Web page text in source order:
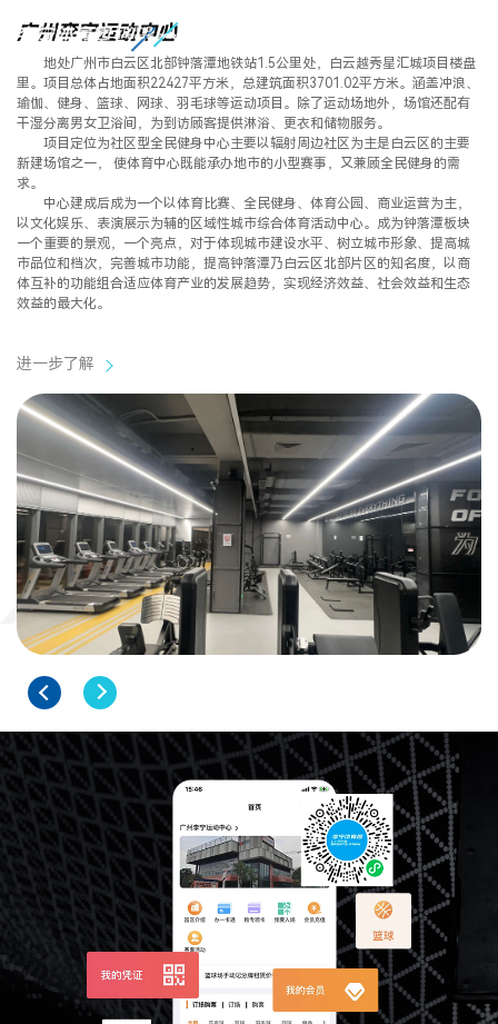
李宁运动中心
广州李宁运动中心
地处广州市白云区北部钟落潭地铁站1.5公里处，白云越秀星汇城项目楼盘
里。 项目总体占地面积22427平方米，总建筑面积3701.02平方米。涵盖冲浪、
瑜伽、健身、篮球、网球、羽毛球等运动项目。除了运动场地外，场馆还配有
干湿分离男女卫浴间，为到访顾客提供淋浴、更衣和储物服务。
项目定位为社区型全民健身中心主要以辐射周边社区为主是白云区的主要
新建场馆之一， 使体育中心既能承办地市的小型赛事，又兼顾全民健身的需
求。
中心建成后成为一个以体育比赛、全民健身、体育公园、商业运营为主，
以文化娱乐、表演展示为辅的区域性城市综合体育活动中心。成为钟落潭板块
一个重要的景观，一个亮点，对于体现城市建设水平、树立城市形象、提高城
市品位和档次，完善城市功能，提高钟落潭乃白云区北部片区的知名度，以商
体互补的功能组合适应体育产业的发展趋势，实现经济效益、社会效益和生态
效益的最大化。
进一步了解